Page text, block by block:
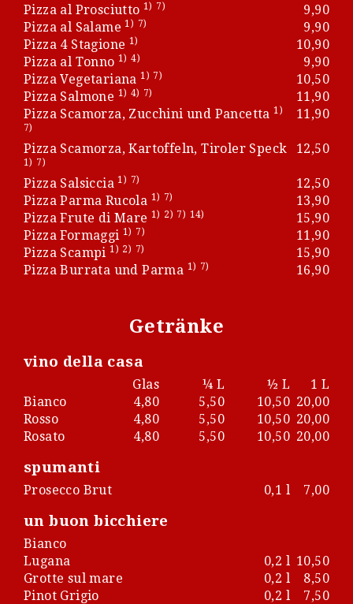
Pizza al Prosciutto 1) 7)
9,90
Pizza al Salame 1) 7)
9,90
Pizza 4 Stagione 1)
10,90
Pizza al Tonno 1) 4)
9,90
Pizza Vegetariana 1) 7)
10,50
Pizza Salmone 1) 4) 7)
11,90
Pizza Scamorza, Zucchini und Pancetta 1)
7)
11,90
Pizza Scamorza, Kartoffeln, Tiroler Speck
1) 7)
12,50
Pizza Salsiccia 1) 7)
12,50
Pizza Parma Rucola 1) 7)
13,90
Pizza Frute di Mare 1) 2) 7) 14)
15,90
Pizza Formaggi 1) 7)
11,90
Pizza Scampi 1) 2) 7)
15,90
Pizza Burrata und Parma 1) 7) 16,90
Getränke
vino della casa
Glas ¼ L ½ L
1 L
Bianco
4,80 5,50 10,50 20,00
Rosso
4,80 5,50 10,50 20,00
Rosato
4,80 5,50 10,50 20,00
spumanti
Prosecco Brut 0,1 l 7,00
un buon bicchiere
Bianco
Lugana
0,2 l 10,50
Grotte sul mare
0,2 l
8,50
Pinot Grigio
0,2 l
7,50